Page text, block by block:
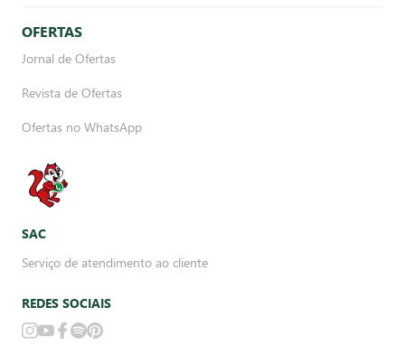
OFERTAS
Jornal de Ofertas
Revista de Ofertas
Ofertas no WhatsApp
SAC
Serviço de atendimento ao cliente
REDES SOCIAIS